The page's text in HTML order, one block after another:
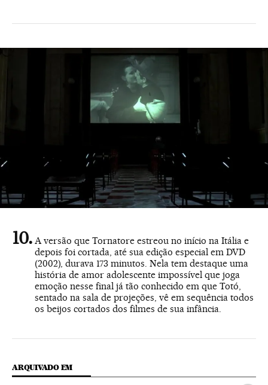
A versão que Tornatore estreou no início na Itália e
depois foi cortada, até sua edição especial em DVD
(2002), durava 173 minutos. Nela tem destaque uma
história de amor adolescente impossível que joga
emoção nesse final já tão conhecido em que Totó,
sentado na sala de projeções, vê em sequência todos
os beijos cortados dos filmes de sua infância.
ARQUIVADO EM